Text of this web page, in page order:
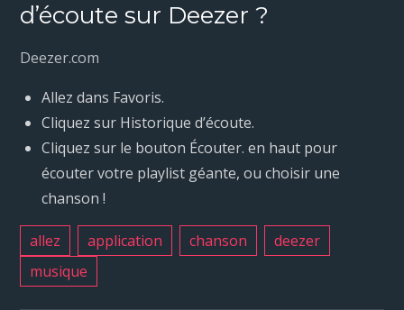
d’écoute sur Deezer ?
Deezer.com
Allez dans Favoris.
Cliquez sur Historique d’écoute.
Cliquez sur le bouton Écouter. en haut pour
écouter votre playlist géante, ou choisir une
chanson !
allez application chanson
deezer
musique